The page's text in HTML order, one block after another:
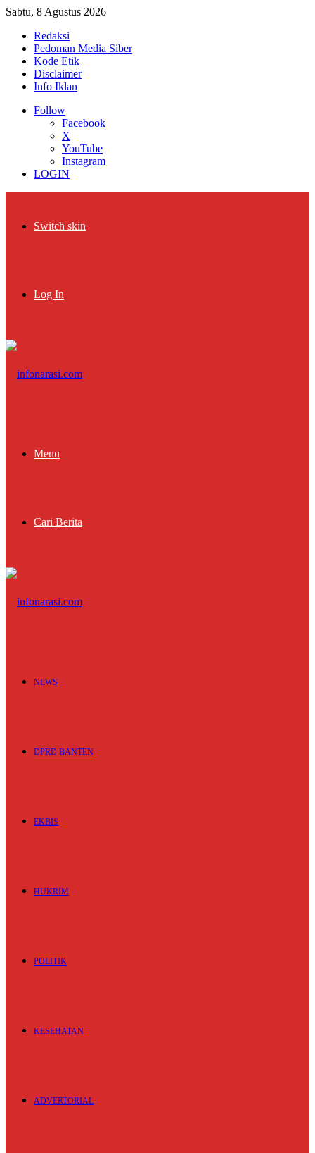
Sabtu, 8 Agustus 2026
Redaksi
Pedoman Media Siber
Kode Etik
Disclaimer
Info Iklan
Follow
Facebook
X
YouTube
Instagram
LOGIN
Switch skin
Log In
Menu
Cari Berita
NEWS
DPRD BANTEN
EKBIS
HUKRIM
POLITIK
KESEHATAN
ADVERTORIAL